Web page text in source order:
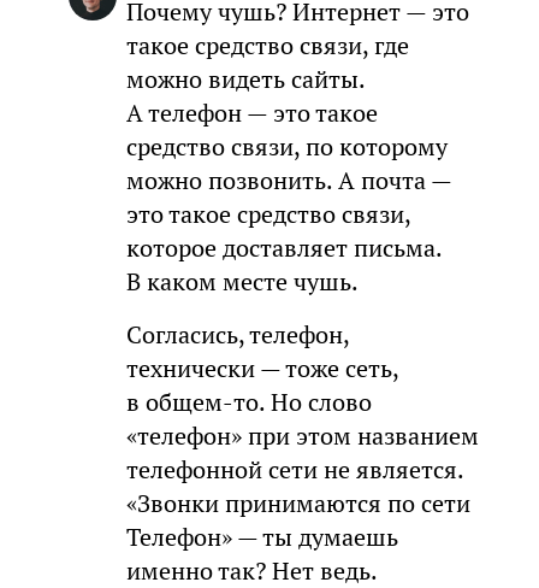
Почему чушь? Интернет — это
такое средство связи, где
можно видеть сайты.
А телефон — это такое
средство связи, по которому
можно позвонить. А почта —
это такое средство связи,
которое доставляет письма.
В каком месте чушь.
Согласись, телефон,
технически — тоже сеть,
в общем-то. Но слово
«телефон» при этом названием
телефонной сети не является.
«Звонки принимаются по сети
Телефон» — ты думаешь
именно так? Нет ведь.